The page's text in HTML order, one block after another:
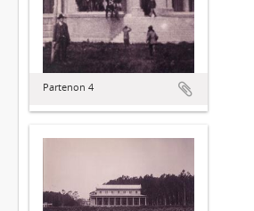
Partenon 4